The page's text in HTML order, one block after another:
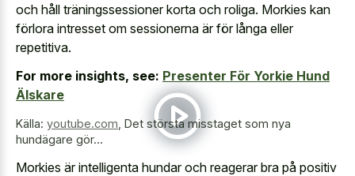
och håll träningssessioner korta och roliga. Morkies kan
förlora intresset om sessionerna är för långa eller
repetitiva.
For more insights, see: Presenter För Yorkie Hund
Älskare
Källa: youtube.com, Det största misstaget som nya
hundägare gör...
Morkies är intelligenta hundar och reagerar bra på positiv